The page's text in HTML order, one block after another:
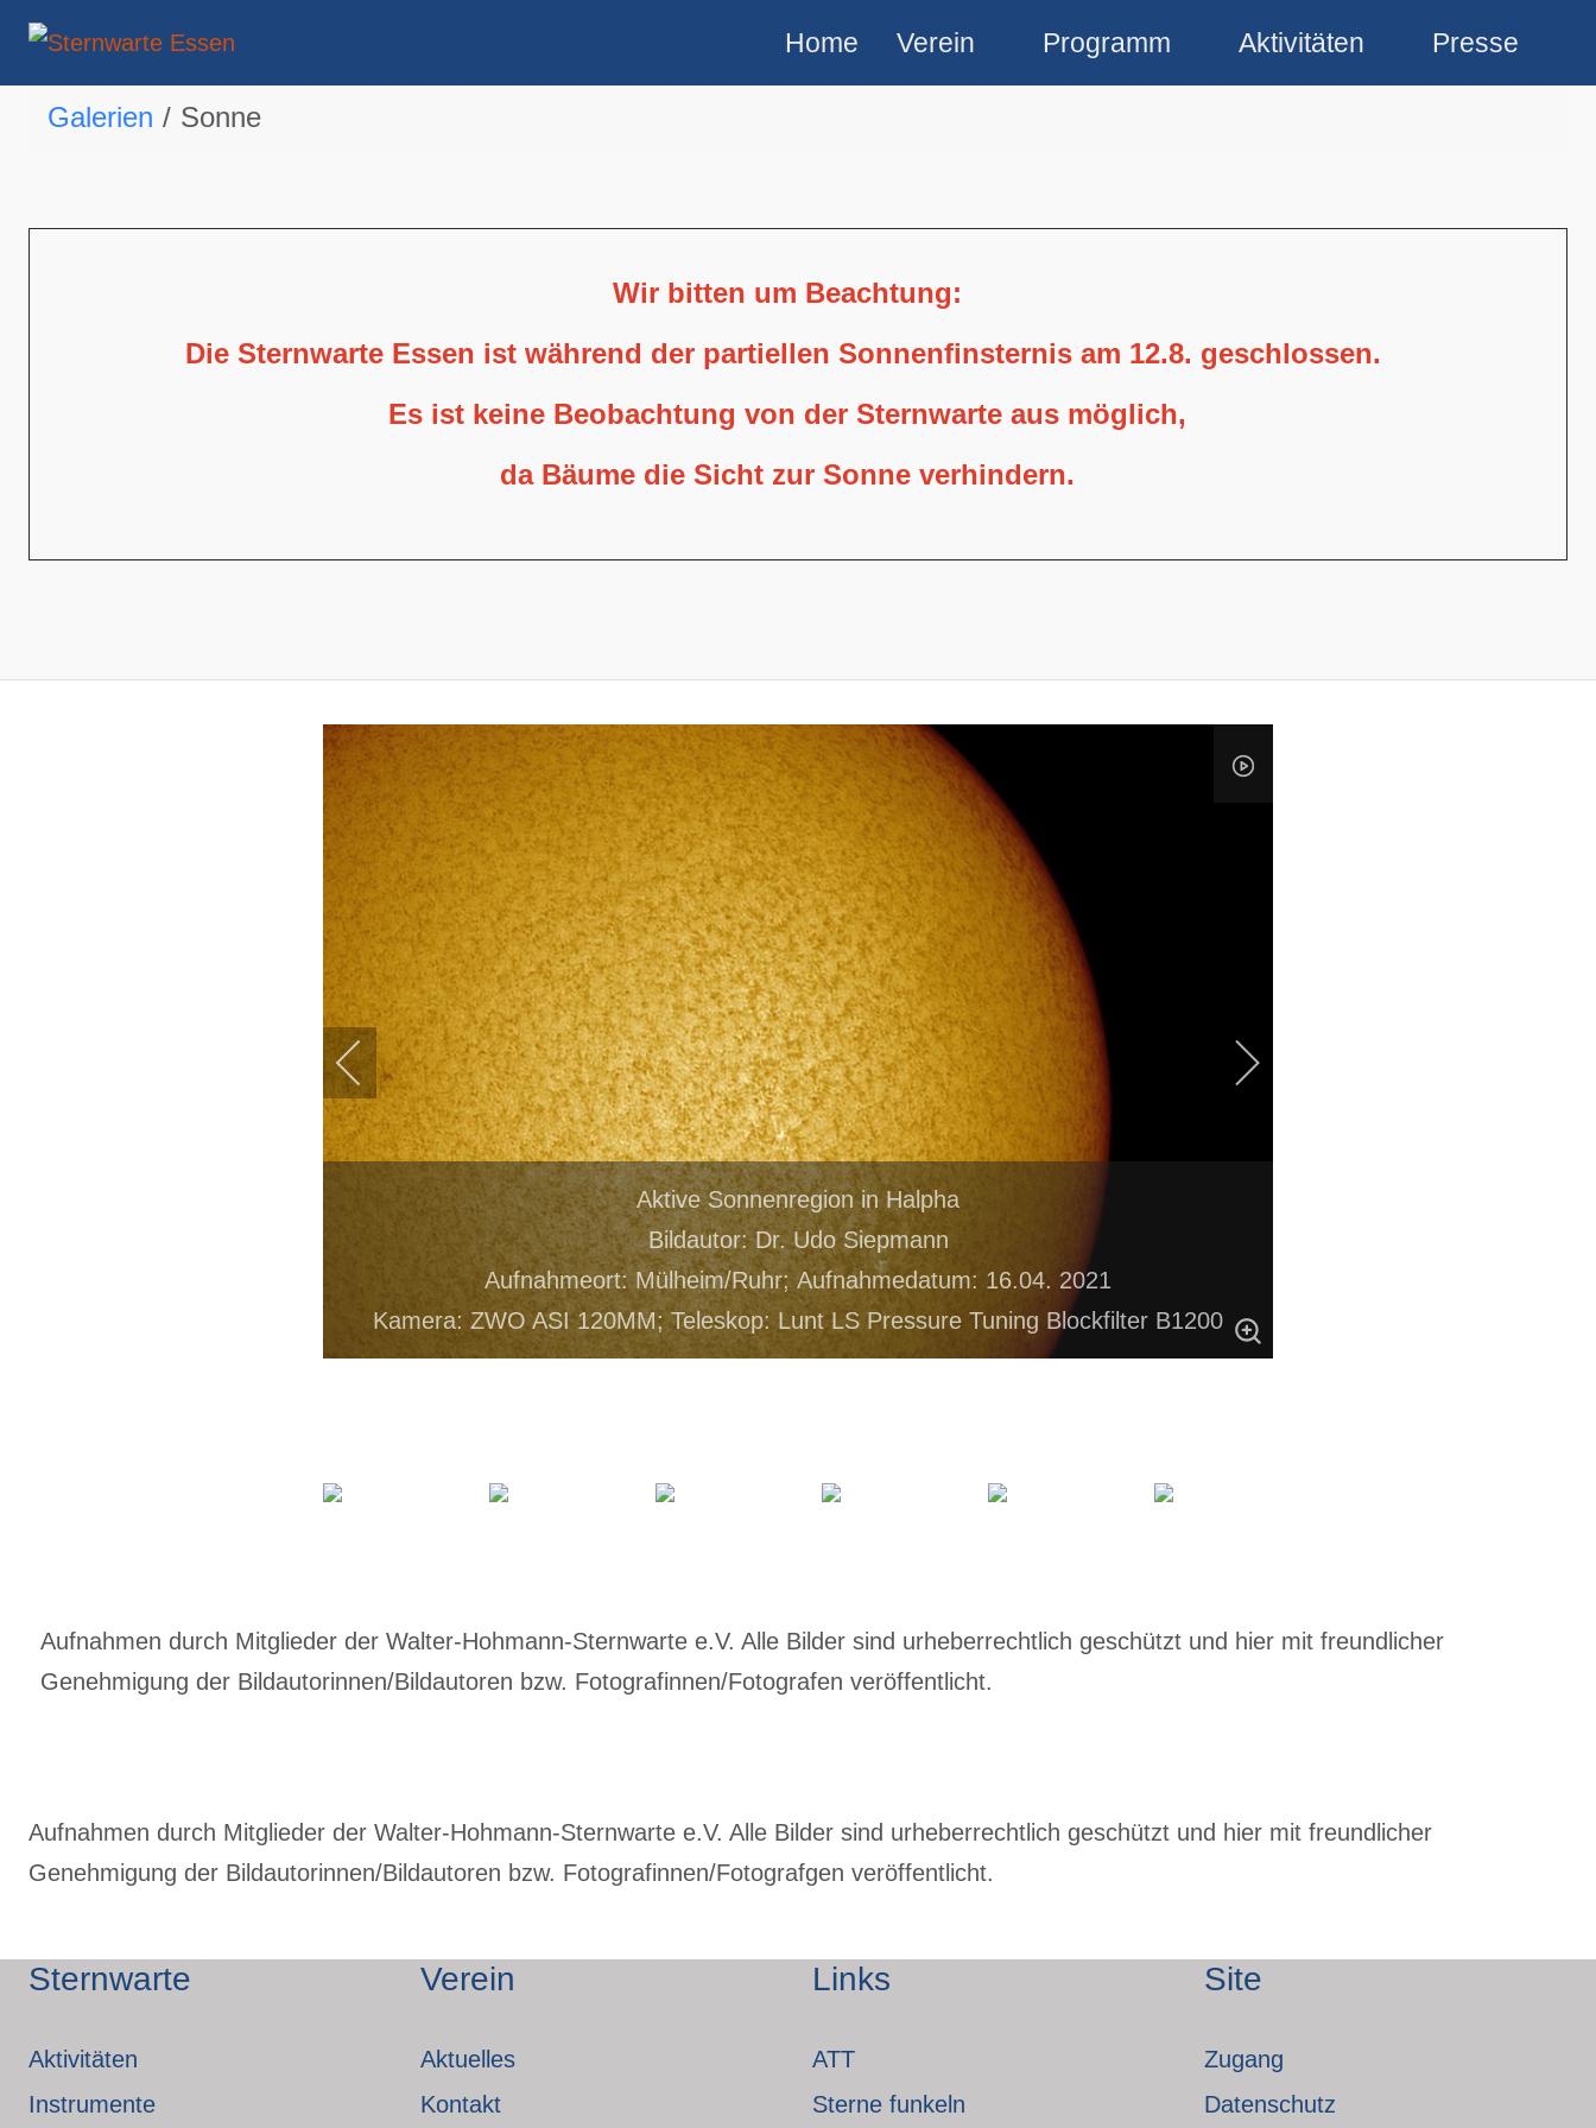
Home Verein Programm Aktivitäten Presse
Galerien Sonne
Wir bitten um Beachtung:
Die Sternwarte Essen ist während der partiellen Sonnenfinsternis am 12.8. geschlossen.
Es ist keine Beobachtung von der Sternwarte aus möglich,
da Bäume die Sicht zur Sonne verhindern.
Aktive Sonnenregion in Halpha
Bildautor: Dr. Udo Siepmann
Aufnahmeort: Mülheim/Ruhr; Aufnahmedatum: 16.04. 2021
Kamera: ZWO ASI 120MM; Teleskop: Lunt LS Pressure Tuning Blockfilter B1200
Aufnahmen durch Mitglieder der Walter-Hohmann-Sternwarte e.V. Alle Bilder sind urheberrechtlich geschützt und hier mit freundlicher
Genehmigung der Bildautorinnen/Bildautoren bzw. Fotografinnen/Fotografen veröffentlicht.
Aufnahmen durch Mitglieder der Walter-Hohmann-Sternwarte e.V. Alle Bilder sind urheberrechtlich geschützt und hier mit freundlicher
Genehmigung der Bildautorinnen/Bildautoren bzw. Fotografinnen/Fotografgen veröffentlicht.
Sternwarte
Aktivitäten
Instrumente
Verein
Aktuelles
Kontakt
Links
ATT
Sterne funkeln
Site
Zugang
Datenschutz